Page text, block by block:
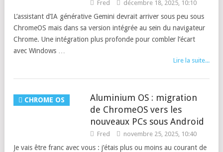
Fred décembre 18, 2025, 10:10
L’assistant d’IA générative Gemini devrait arriver sous peu sous
ChromeOS mais dans sa version intégrée au sein du navigateur
Chrome. Une intégration plus profonde pour combler l’écart
avec Windows …
Lire la suite...
CHROME OS
Aluminium OS : migration
de ChromeOS vers les
nouveaux PCs sous Android
Fred novembre 25, 2025, 10:40
Je vais être franc avec vous : j’étais plus ou moins au courant de